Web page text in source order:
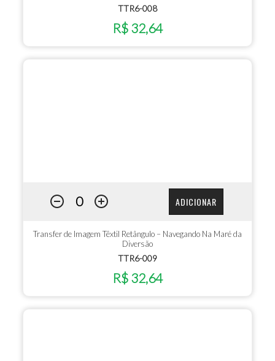
TTR6-008
R$ 32,64
ADICIONAR
Transfer de Imagem Têxtil Retângulo – Navegando Na Maré da
Diversão
TTR6-009
R$ 32,64